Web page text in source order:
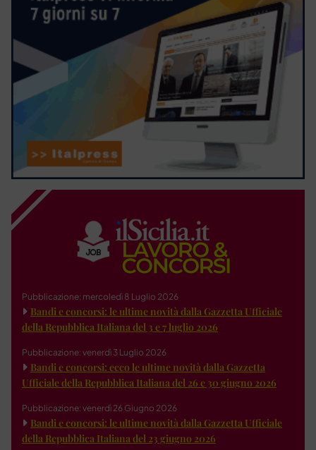
Pubblicazione: mercoledì 8 Luglio 2026
Bandi e concorsi: le ultime novità dalla Gazzetta Ufficiale
della Repubblica Italiana del 3 e 7 luglio 2026
Pubblicazione: venerdì 3 Luglio 2026
Bandi e concorsi: ecco le ultime novità dalla Gazzetta
Ufficiale della Repubblica Italiana del 26 e 30 giugno 2026
Pubblicazione: venerdì 26 Giugno 2026
Bandi e concorsi: le ultime novità dalla Gazzetta Ufficiale
della Repubblica Italiana del 23 giugno 2026